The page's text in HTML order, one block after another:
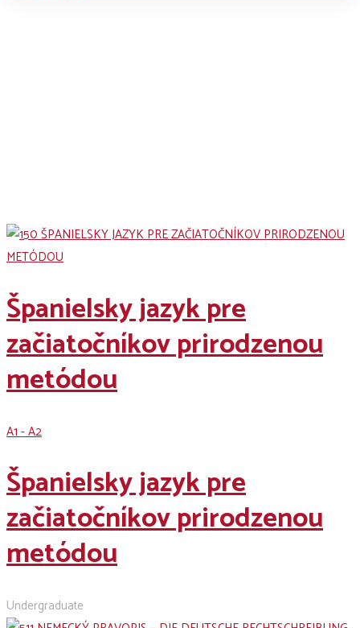
Španielsky jazyk pre
začiatočníkov prirodzenou
metódou
A1 - A2
Španielsky jazyk pre
začiatočníkov prirodzenou
metódou
Undergraduate